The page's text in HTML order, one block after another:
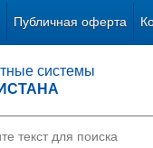
Публичная оферта
системы